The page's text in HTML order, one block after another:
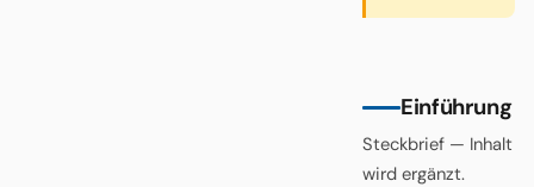
Einführung
Steckbrief — Inhalt
wird ergänzt.